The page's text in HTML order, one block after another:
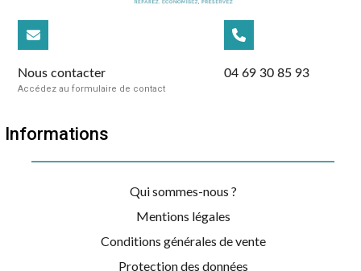
Nous contacter
Accédez au formulaire de contact
04 69 30 85 93
Informations
Qui sommes-nous ?
Mentions légales
Conditions générales de vente
Protection des données